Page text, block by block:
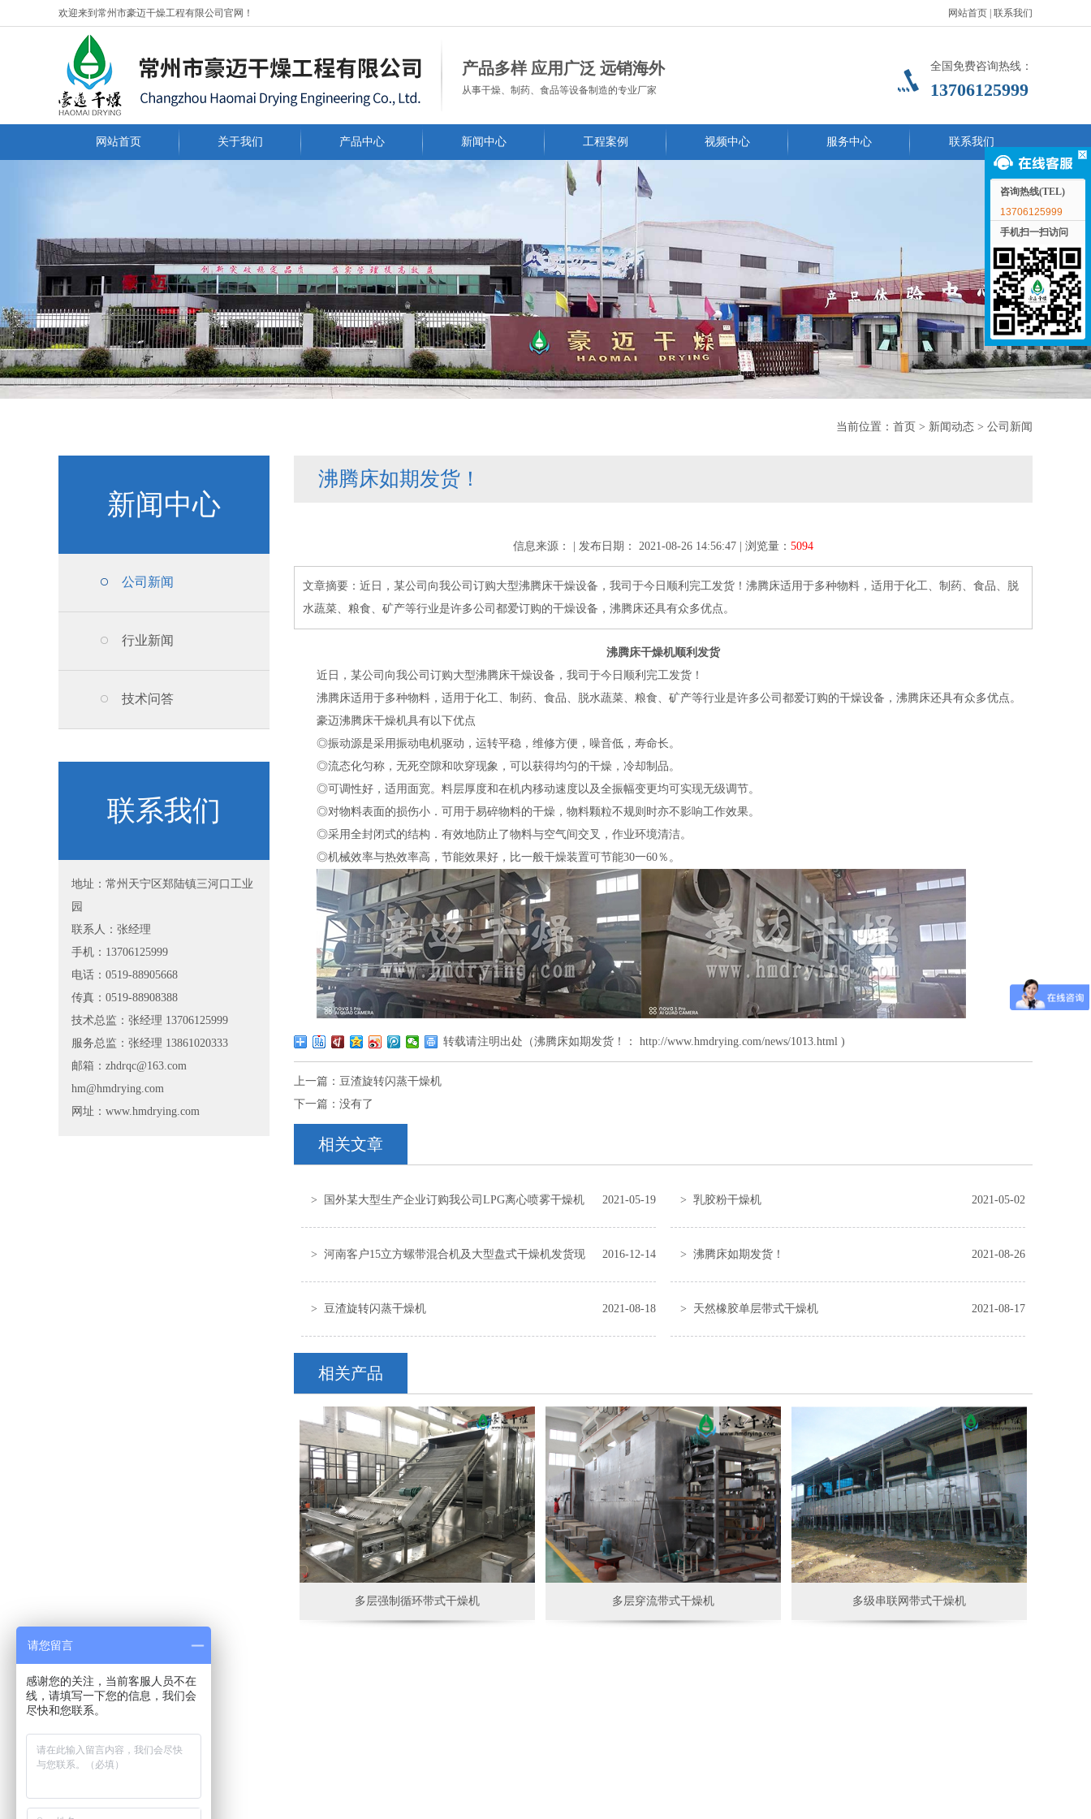
欢迎来到常州市豪迈干燥工程有限公司官网！ 网站首页 联系我们
产品多样 应用广泛 远销海外
从事干燥、制药、食品等设备制造的专业厂家
全国免费咨询热线：
13706125999
网站首页 关于我们 产品中心 新闻中心 工程案例 视频中心 服务中心 联系我们
当前位置： 首页 > 新闻动态 > 公司新闻
新闻中心
公司新闻
行业新闻
技术问答
联系我们
地址：常州天宁区郑陆镇三河口工业
园
联系人：张经理
手机：13706125999
电话：0519-88905668
传真：0519-88908388
技术总监：张经理 13706125999
服务总监：张经理 13861020333
邮箱：zhdrqc@163.com
hm@hmdrying.com
网址：www.hmdrying.com
沸腾床如期发货！
信息来源： | 发布日期： 2021-08-26 14:56:47 | 浏览量： 5094
文章摘要：近日，某公司向我公司订购大型沸腾床干燥设备，我司于今日顺利完工发货！沸腾床适用于多种物料，适用于化工、制药、食品、脱
水蔬菜、粮食、矿产等行业是许多公司都爱订购的干燥设备，沸腾床还具有众多优点。
沸腾床干燥机顺利发货
近日，某公司向我公司订购大型沸腾床干燥设备，我司于今日顺利完工发货！
沸腾床适用于多种物料，适用于化工、制药、食品、脱水蔬菜、粮食、矿产等行业是许多公司都爱订购的干燥设备，沸腾床还具有众多优点。
豪迈沸腾床干燥机具有以下优点
◎振动源是采用振动电机驱动，运转平稳，维修方便，噪音低，寿命长。
◎流态化匀称，无死空隙和吹穿现象，可以获得均匀的干燥，冷却制品。
◎可调性好，适用面宽。料层厚度和在机内移动速度以及全振幅变更均可实现无级调节。
◎对物料表面的损伤小．可用于易碎物料的干燥，物料颗粒不规则时亦不影响工作效果。
◎采用全封闭式的结构．有效地防止了物料与空气间交叉，作业环境清洁。
◎机械效率与热效率高，节能效果好，比一般干燥装置可节能30一60％。
转载请注明出处（沸腾床如期发货！： http://www.hmdrying.com/news/1013.html )
上一篇： 豆渣旋转闪蒸干燥机
下一篇：没有了
相关文章
2021-05-19
> 国外某大型生产企业订购我公司LPG离心喷雾干燥机 2021-05-02
> 乳胶粉干燥机
2016-12-14
> 河南客户15立方螺带混合机及大型盘式干燥机发货现
场
2021-08-26
> 沸腾床如期发货！
2021-08-18
> 豆渣旋转闪蒸干燥机 2021-08-17
> 天然橡胶单层带式干燥机
相关产品
多层强制循环带式干燥机 多层穿流带式干燥机 多级串联网带式干燥机
咨询热线(TEL)
13706125999
手机扫一扫访问
请您留言
感谢您的关注，当前客服人员不在
线，请填写一下您的信息，我们会
尽快和您联系。